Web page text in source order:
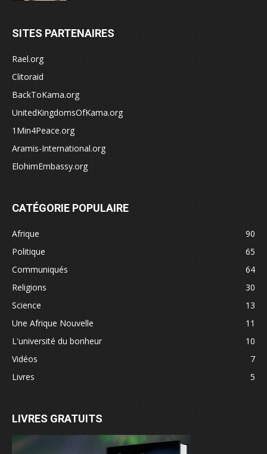
SITES PARTENAIRES
Rael.org
Clitoraid
BackToKama.org
UnitedKingdomsOfKama.org
1Min4Peace.org
Aramis-International.org
ElohimEmbassy.org
CATÉGORIE POPULAIRE
Afrique
90
Politique
65
Communiqués
64
Religions
30
Science
13
Une Afrique Nouvelle
11
L'université du bonheur
10
Vidéos
7
Livres
5
LIVRES GRATUITS